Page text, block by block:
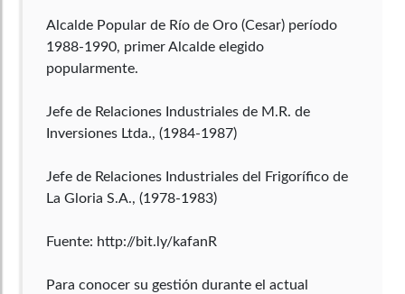
Alcalde Popular de Río de Oro (Cesar) período
1988-1990, primer Alcalde elegido
popularmente.
Jefe de Relaciones Industriales de M.R. de
Inversiones Ltda., (1984-1987)
Jefe de Relaciones Industriales del Frigorífico de
La Gloria S.A., (1978-1983)
Fuente: http://bit.ly/kafanR
Para conocer su gestión durante el actual